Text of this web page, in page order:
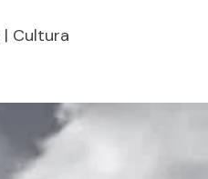
| Cultura